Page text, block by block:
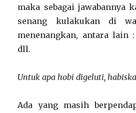
maka sebagai jawabannya
senang kulakukan di
menenangkan, antara lain
dll.
Untuk apa hobi digeluti,
Ada yang masih